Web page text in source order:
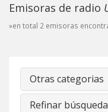
Emisoras de radio
»en total 2 emisoras
Otras categorias
Refinar